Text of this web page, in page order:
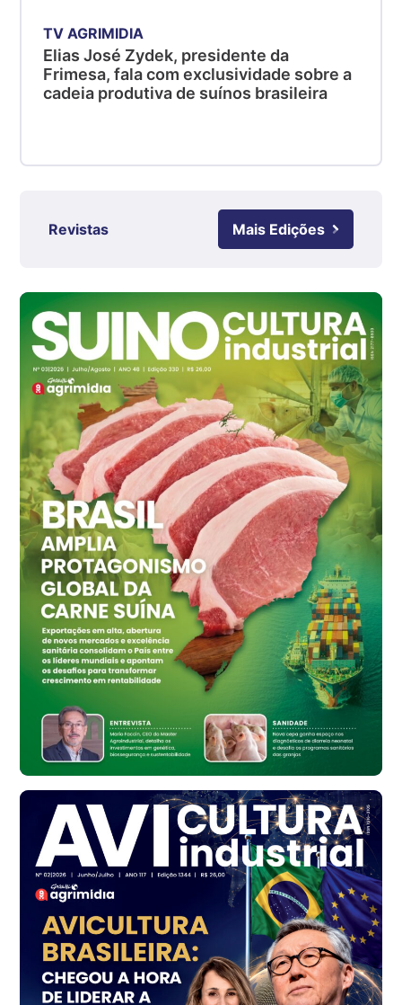
Suíno - Estadual
SC
R$ 4,48
kg
R$ 4,61
Grande São Paulo (SP)
Ovo Branco - Regional
Branco
R$ 145,34
cx
Ovo Vermelho - Regional
Grande São Paulo (SP)
R$ 155,59
cx
Ovo Vermelho - Regional
Vermelho
R$ 159,31
cx
Ovo Branco - Regional
Bastos (SP)
R$ 134,42
cx
Ovo Vermelho - Regional
Bastos (SP)
R$ 148,56
cx
Frango - Indicador
R$ 7,16
kg
Frango - Indicador
SP
R$ 7,18
kg
Trigo Atacado - Regional
PR
TV AGRIMIDIA
Elias José Zydek, presidente da
Frimesa, fala com exclusividade sobre a
cadeia produtiva de suínos brasileira
Revistas Mais Edições